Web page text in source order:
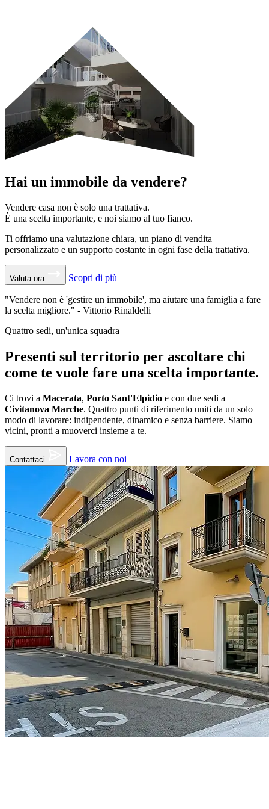
Hai un immobile da vendere?
Vendere casa non è solo una trattativa.
È una scelta importante, e noi siamo al tuo fianco.
Ti offriamo una valutazione chiara, un piano di vendita
personalizzato e un supporto costante in ogni fase della trattativa.
Valuta ora Scopri di più
"Vendere non è 'gestire un immobile', ma aiutare una famiglia a fare
la scelta migliore." - Vittorio Rinaldelli
Quattro sedi, un'unica squadra
Presenti sul territorio per ascoltare chi
come te vuole fare una scelta importante.
Ci trovi a Macerata, Porto Sant'Elpidio e con due sedi a
Civitanova Marche. Quattro punti di riferimento uniti da un solo
modo di lavorare: indipendente, dinamico e senza barriere. Siamo
vicini, pronti a muoverci insieme a te.
Contattaci Lavora con noi